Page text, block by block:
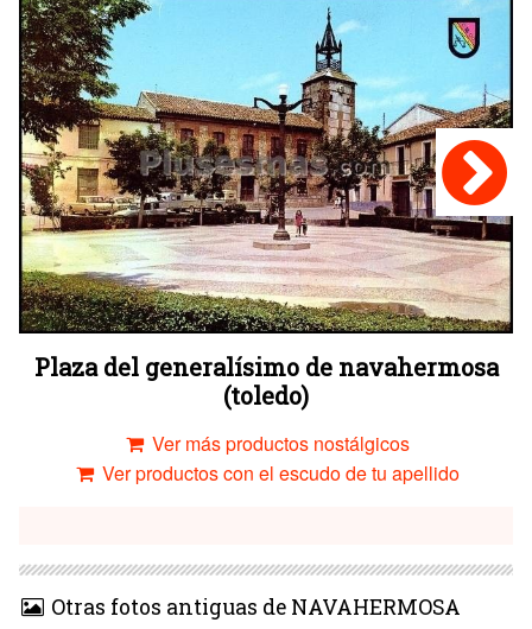
Plaza del generalísimo de navahermosa
(toledo)
Ver más productos nostálgicos
Ver productos con el escudo de tu apellido
Otras fotos antiguas de NAVAHERMOSA